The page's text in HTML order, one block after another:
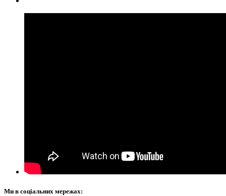
Ми в соціальних мережах: